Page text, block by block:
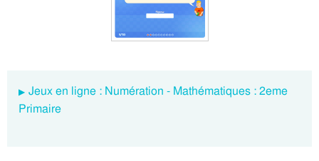
Jeux en ligne : Numération - Mathématiques : 2eme
Primaire